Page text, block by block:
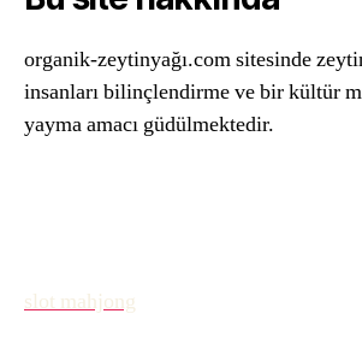
organik-zeytinyağı.com sitesinde
insanları bilinçlendirme ve bir kültür
yayma amacı güdülmektedir.
slot mahjong